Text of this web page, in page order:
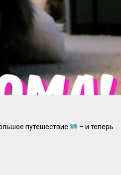
путешествие
– и теперь